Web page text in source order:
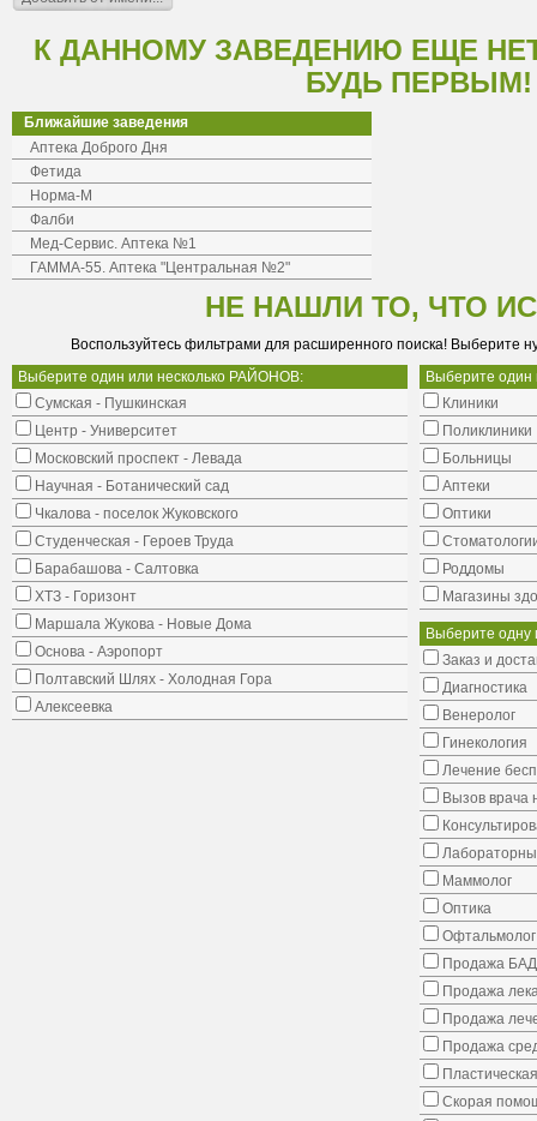
К ДАННОМУ ЗАВЕДЕНИЮ ЕЩЕ
БУДЬ ПЕРВЫМ!
Ближайшие заведения
Аптека Доброго Дня
Фетида
Норма-М
Фалби
Мед-Сервис. Аптека №1
ГАММА-55. Аптека "Центральная №2"
НЕ НАШЛИ ТО, ЧТО
Воспользуйтесь фильтрами для расширенного поиска! Выберите
Выберите один или несколько РАЙОНОВ:
Сумская - Пушкинская
Центр - Университет
Московский проспект - Левада
Научная - Ботанический сад
Чкалова - поселок Жуковского
Студенческая - Героев Труда
Барабашова - Салтовка
ХТЗ - Горизонт
Маршала Жукова - Новые Дома
Основа - Аэропорт
Полтавский Шлях - Холодная Гора
Алексеевка
Выберите
Клиники
Поликлиники
Больницы
Аптеки
Оптики
Роддомы
Магазины
Выберите одну
Заказ и
Диагностика
Венеролог
Гинекология
Лечение
Вызов врача
Маммолог
Оптика
Офтальмолог
Продажа
Продажа
Продажа
Продажа
Скорая